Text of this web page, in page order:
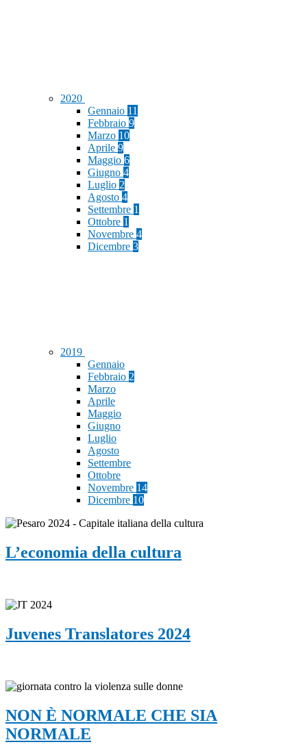
2020
Gennaio 11
Febbraio 9
Marzo 10
Aprile 9
Maggio 6
Giugno 4
Luglio 2
Agosto 4
Settembre 1
Ottobre 1
Novembre 4
Dicembre 3
2019
Gennaio
Febbraio 2
Marzo
Aprile
Maggio
Giugno
Luglio
Agosto
Settembre
Ottobre
Novembre 14
Dicembre 10
L’economia della cultura
Juvenes Translatores 2024
NON È NORMALE CHE SIA
NORMALE